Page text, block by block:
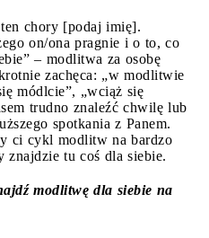
chory [podaj imię].
on/ona pragnie i o to, co
– modlitwa za osobę
zachęca: „w modlitwie
módlcie”, „wciąż się
trudno znaleźć chwilę lub
spotkania z Panem.
ci cykl modlitw na bardzo
znajdzie tu coś dla siebie.
modlitwę dla siebie na